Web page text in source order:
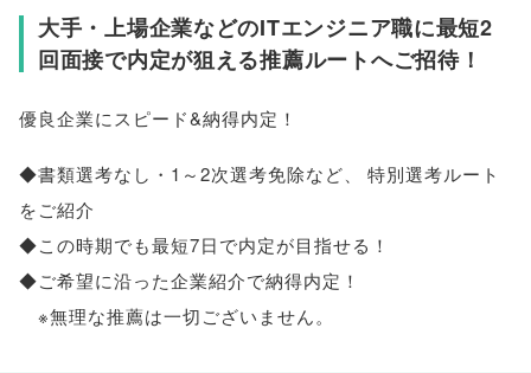
大手・上場企業などのITエンジニア職に最短2
回面接で内定が狙える推薦ルートへご招待！
優良企業にスピード&納得内定！
◆書類選考なし・1～2次選考免除など、
特別選考ルート
をご紹介
◆この時期でも最短7日で内定が目指せる！
◆ご希望に沿った企業紹介で納得内定！
※無理な推薦は一切ございません。